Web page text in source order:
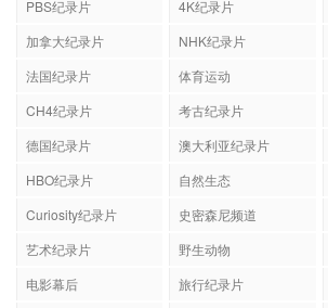
PBS纪录片
4K纪录片
加拿大纪录片
NHK纪录片
法国纪录片
体育运动
CH4纪录片
考古纪录片
德国纪录片
澳大利亚纪录片
HBO纪录片
自然生态
Curiosity纪录片
史密森尼频道
艺术纪录片
野生动物
电影幕后
旅行纪录片